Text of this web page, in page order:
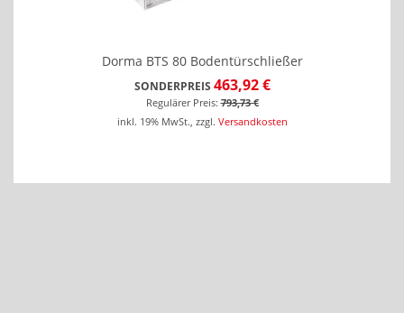
Dorma BTS 80 Bodentürschließer
SONDERPREIS 463,92 €
Regulärer Preis: 793,73 €
inkl. 19% MwSt., zzgl. Versandkosten